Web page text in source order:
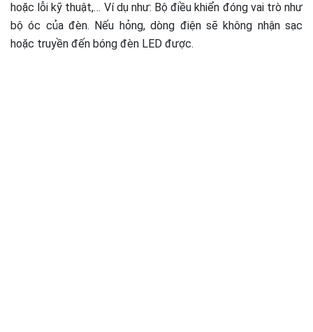
hoặc lỗi kỹ thuật,… Ví dụ như: Bộ điều khiển đóng vai trò như
bộ óc của đèn. Nếu hỏng, dòng điện sẽ không nhận sạc
hoặc truyền đến bóng đèn LED được.